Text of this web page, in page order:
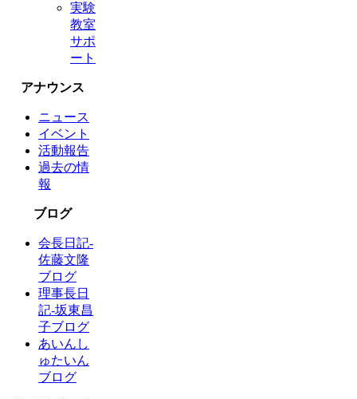
実験
教室
サポ
ート
アナウンス
ニュース
イベント
活動報告
過去の情
報
ブログ
会長日記-
佐藤文隆
ブログ
理事長日
記-坂東昌
子ブログ
あいんし
ゅたいん
ブログ